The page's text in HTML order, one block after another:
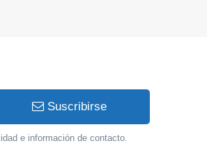
Suscribirse
e información de contacto.